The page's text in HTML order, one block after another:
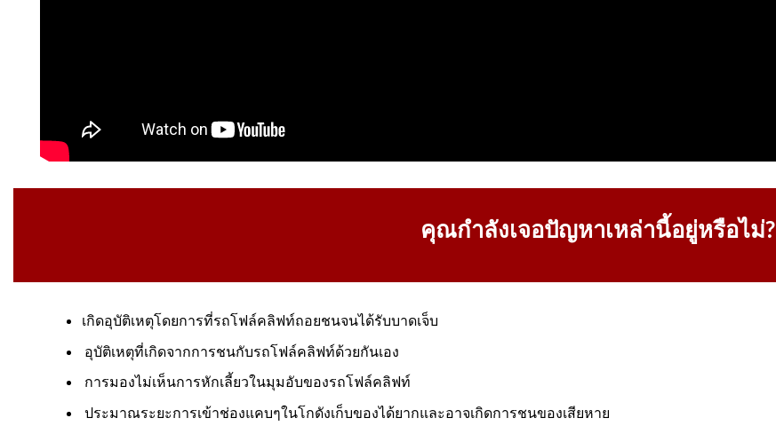
คุณกำลังเจอปัญหาเหล่านี้อยู่หรือไม่?
เกิดอุบัติเหตุโดยการที่รถโฟล์คลิฟท์ถอยชนจนได้รับบาดเจ็บ
อุบัติเหตุที่เกิดจากการชนกับรถโฟล์คลิฟท์ด้วยกันเอง
การมองไม่เห็นการหักเลี้ยวในมุมอับของรถโฟล์คลิฟท์
ประมาณระยะการเข้าช่องแคบๆในโกดังเก็บของได้ยากและอาจเกิดการชนของเสียหาย